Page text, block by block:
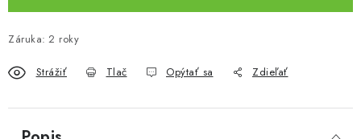
Záruka: 2 roky
Tlač Opýtať sa
Strážiť Zdieľať